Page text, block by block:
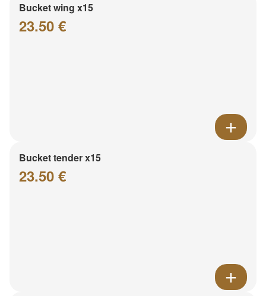
Bucket wing x15
23.50 €
Bucket tender x15
23.50 €